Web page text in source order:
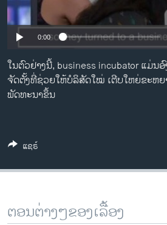
ພາສາອັງກິດ
ວີດີໂອ
ສຽງ
ລາຍການກະຈາຍສຽງ
ລາຍງານ
ຕິດຕາມພວກເຮົາ ທີ່
ພາສາຕ່າງໆ
0:00
ໃນຕົວຢ່າງນີ້, business incubator ແມ່ນ
ຈັດຕັ້ງທີ່ຊ່ວຍໃຫ້ບໍລິສັດໃໝ່ ເຕີບໃຫຍ່ຂະຫຍ
ພັດທະນາຂຶ້ນ
ແຊຣ໌
ຕອນຕ່າງໆຂອງເລື້ອງ